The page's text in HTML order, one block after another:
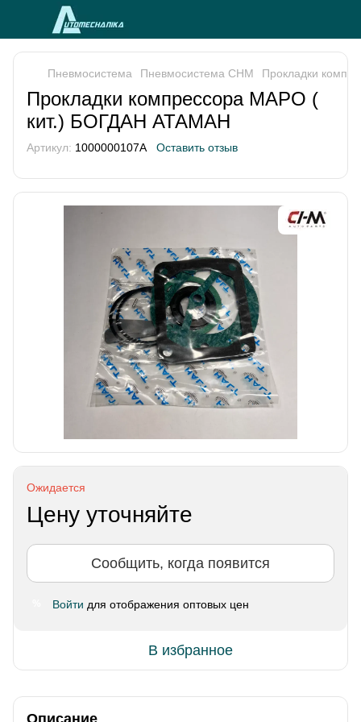
Пневмосистема Пневмосистема CHM Прокладки
Прокладки компрессора MAPO (
кит.) БОГДАН АТАМАН
Артикул: 1000000107A Оставить отзыв
Ожидается
Цену уточняйте
Сообщить, когда появится
Войти для отображения оптовых цен
В избранное
Описание